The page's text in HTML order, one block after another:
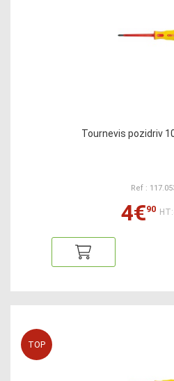
Tournevis pozidriv
Ref :
4€90
TOP